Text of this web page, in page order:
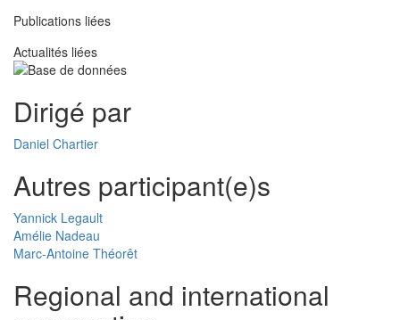
Publications liées
Actualités liées
Dirigé par
Daniel Chartier
Autres participant(e)s
Yannick Legault
Amélie Nadeau
Marc-Antoine Théorêt
Regional and international